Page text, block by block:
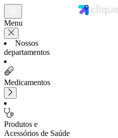
Menu
Nossos
departamentos
Medicamentos
Produtos e
Acessórios de Saúde